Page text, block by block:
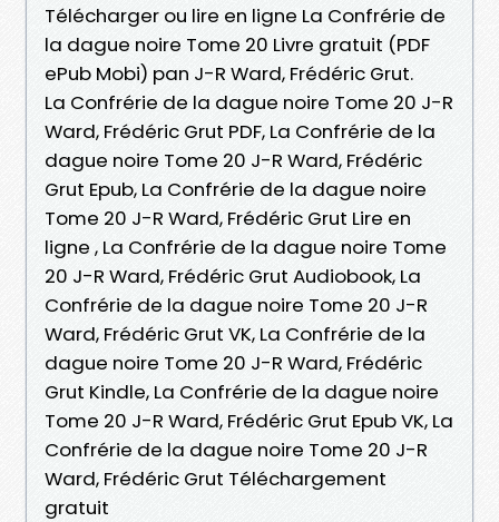
Télécharger ou lire en ligne La Confrérie de
la dague noire Tome 20 Livre gratuit (PDF
ePub Mobi) pan J-R Ward, Frédéric Grut.
La Confrérie de la dague noire Tome 20 J-R
Ward, Frédéric Grut PDF, La Confrérie de la
dague noire Tome 20 J-R Ward, Frédéric
Grut Epub, La Confrérie de la dague noire
Tome 20 J-R Ward, Frédéric Grut Lire en
ligne , La Confrérie de la dague noire Tome
20 J-R Ward, Frédéric Grut Audiobook, La
Confrérie de la dague noire Tome 20 J-R
Ward, Frédéric Grut VK, La Confrérie de la
dague noire Tome 20 J-R Ward, Frédéric
Grut Kindle, La Confrérie de la dague noire
Tome 20 J-R Ward, Frédéric Grut Epub VK, La
Confrérie de la dague noire Tome 20 J-R
Ward, Frédéric Grut Téléchargement
gratuit